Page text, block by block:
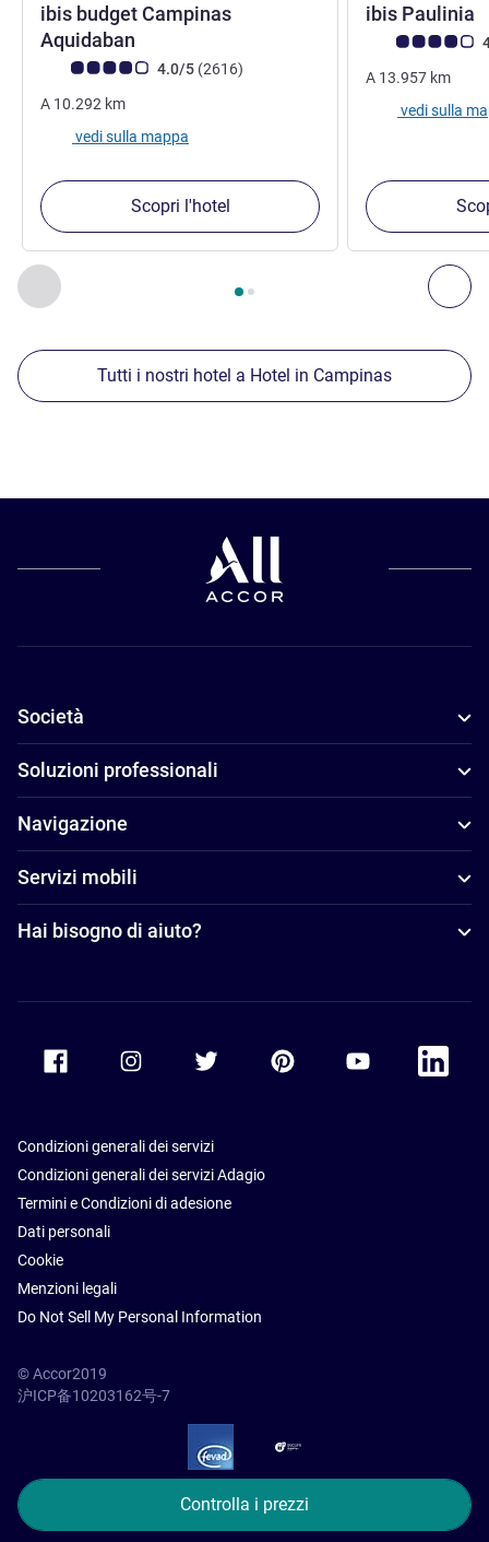
Controlla i prezzi
Precedente - Nostre ulteriori strutture nelle vicinanze
Pagina , Nostre ulteriori strutture nelle vicinanze 1 :,
ibis budget Campinas
Aquidaban
Giudizio clienti (Valutazione ALL)
4.0/5 (2616recensioni
)
A 10.292 km
vedi sulla mappa
Scopri l'hotel
ibis Paulinia
Giudizio clienti
A 13.957 km
vedi sulla
Tutti i nostri hotel a Hotel in Campinas
Società
Soluzioni professionali
Navigazione
Servizi mobili
Hai bisogno di aiuto?
Accor Youtube
Accor
Condizioni generali dei servizi
Condizioni generali dei servizi Adagio
Termini e Condizioni di adesione
Dati personali
Cookie
Menzioni legali
Do Not Sell My Personal Information
© Accor2019
沪ICP备10203162号-7